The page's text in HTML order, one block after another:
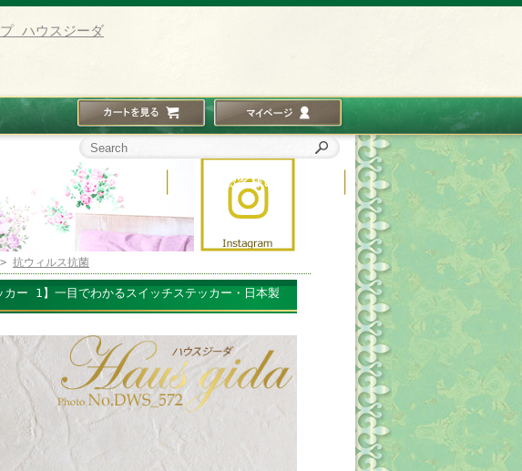
ハウスジーダ
> 抗ウィルス抗菌
カー 1】一目でわかるスイッチステッカー・日本製